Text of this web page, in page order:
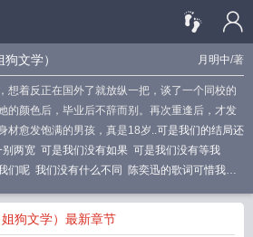
月明中/著
文学）
想着反正在国外了就放纵一把，谈了一个同校的
的颜色后，毕业后不辞而别。再次重逢后，才发
材愈发饱满的男孩，真是18岁..可是我们的结局还
别两宽 可是我们没有如果 可是我们没有等我
们呢 我们没有什么不同 陈奕迅的歌词可惜我们
我们并没有时光机
可是我们没能在一起是什么
都没有如果
狗文学） 最新章节